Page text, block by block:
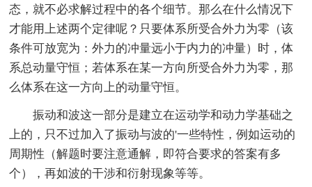
态，就不必求解过程中的各个细节。那么在什么情况下
才能用上述两个定律呢？只要体系所受合外力为零（该
条件可放宽为：外力的冲量远小于内力的冲量）时，体
系总动量守恒；若体系在某一方向所受合外力为零，那
么体系在这一方向上的动量守恒。
振动和波这一部分是建立在运动学和动力学基础之
上的，只不过加入了振动与波的'一些特性，例如运动的
周期性（解题时要注意通解，即符合要求的答案有多
个），再如波的干涉和衍射现象等等。